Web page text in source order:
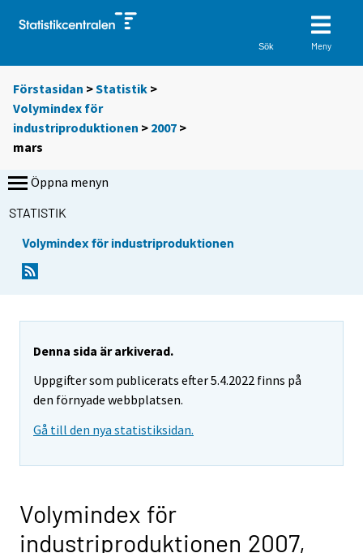
Sök Meny
Förstasidan >Statistik >
Volymindex för
industriproduktionen > 2007 >
mars
Öppna menyn
STATISTIK
Volymindex för industriproduktionen
Denna sida är arkiverad.
Uppgifter som publicerats efter 5.4.2022 finns på
den förnyade webbplatsen.
Gå till den nya statistiksidan.
Volymindex för
industriproduktionen 2007,